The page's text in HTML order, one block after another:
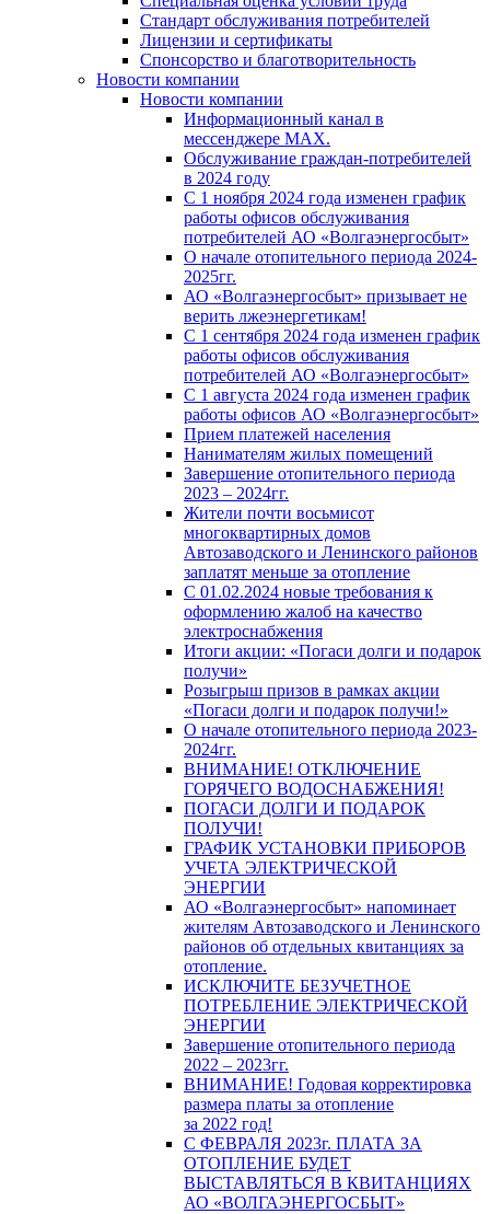
Стандарт обслуживания потребителей
Лицензии и сертификаты
Спонсорство и благотворительность
Новости компании
Новости компании
Информационный канал в
мессенджере MAX.
Обслуживание граждан-потребителей
в 2024 году
С 1 ноября 2024 года изменен график
работы офисов обслуживания
потребителей АО «Волгаэнергосбыт»
О начале отопительного периода 2024-
2025гг.
АО «Волгаэнергосбыт» призывает не
верить лжеэнергетикам!
С 1 сентября 2024 года изменен график
работы офисов обслуживания
потребителей АО «Волгаэнергосбыт»
С 1 августа 2024 года изменен график
работы офисов АО «Волгаэнергосбыт»
Прием платежей населения
Нанимателям жилых помещений
Завершение отопительного периода
2023 – 2024гг.
Жители почти восьмисот
многоквартирных домов
Автозаводского и Ленинского районов
заплатят меньше за отопление
С 01.02.2024 новые требования к
оформлению жалоб на качество
электроснабжения
Итоги акции: «Погаси долги и подарок
получи»
Розыгрыш призов в рамках акции
«Погаси долги и подарок получи!»
О начале отопительного периода 2023-
2024гг.
ВНИМАНИЕ! ОТКЛЮЧЕНИЕ
ГОРЯЧЕГО ВОДОСНАБЖЕНИЯ!
ПОГАСИ ДОЛГИ И ПОДАРОК
ПОЛУЧИ!
ГРАФИК УСТАНОВКИ ПРИБОРОВ
УЧЕТА ЭЛЕКТРИЧЕСКОЙ
ЭНЕРГИИ
АО «Волгаэнергосбыт» напоминает
жителям Автозаводского и Ленинского
районов об отдельных квитанциях за
отопление.
ИСКЛЮЧИТЕ БЕЗУЧЕТНОЕ
ПОТРЕБЛЕНИЕ ЭЛЕКТРИЧЕСКОЙ
ЭНЕРГИИ
Завершение отопительного периода
2022 – 2023гг.
ВНИМАНИЕ! Годовая корректировка
размера платы за отопление
за 2022 год!
С ФЕВРАЛЯ 2023г. ПЛАТА ЗА
ОТОПЛЕНИЕ БУДЕТ
ВЫСТАВЛЯТЬСЯ В КВИТАНЦИЯХ
АО «ВОЛГАЭНЕРГОСБЫТ»